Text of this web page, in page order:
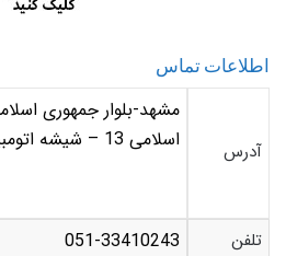
اطلاعات تماس
آدرس
مشهد-بلوار جمهوری
اسلامی 13 – شیشه اتومبیل مهماندوست(آلتو)
تلفن 051-33410243